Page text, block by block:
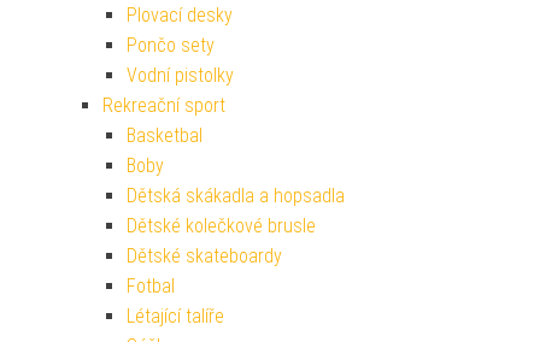
Plovací desky
Pončo sety
Vodní pistolky
Rekreační sport
Basketbal
Boby
Dětská skákadla a hopsadla
Dětské kolečkové brusle
Dětské skateboardy
Fotbal
Létající talíře